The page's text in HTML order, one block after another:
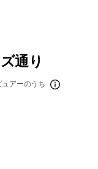
通り
ュアーのうち